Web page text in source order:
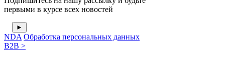
первыми в курсе всех новостей
NDA Обработка персональных данных
B2B >